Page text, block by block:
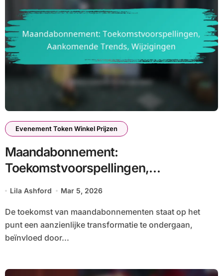
Evenement Token Winkel Prijzen
Maandabonnement:
Toekomstvoorspellingen,
Aankomende Trends, Wijzigingen
Lila Ashford Mar 5, 2026
De toekomst van maandabonnementen staat op het
punt een aanzienlijke transformatie te ondergaan,
beïnvloed door...